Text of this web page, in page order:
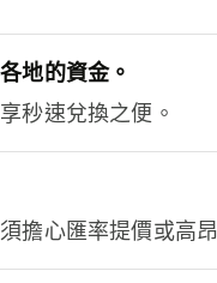
地的資金。
秒速兌換之便。
擔心匯率提價或高